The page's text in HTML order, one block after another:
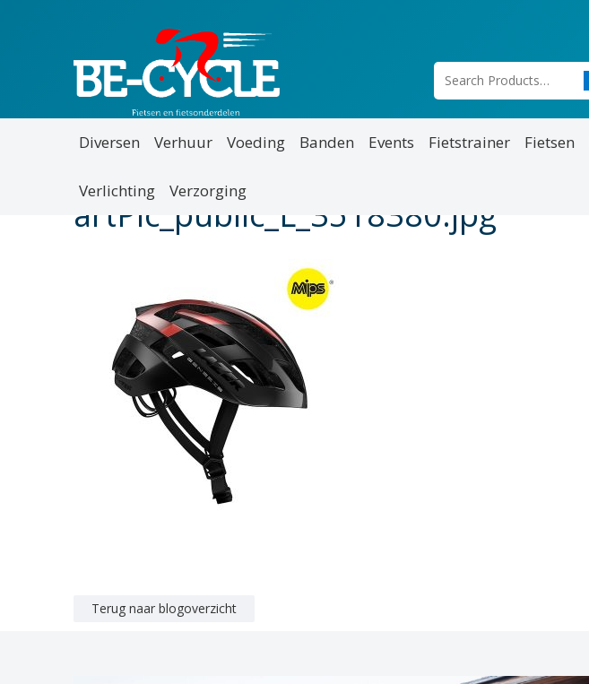
Diversen Verhuur Voeding Banden Events Fietstrainer Fietsen
Verlichting Verzorging
artPic_public_L_3518380.jpg
Terug naar blogoverzicht